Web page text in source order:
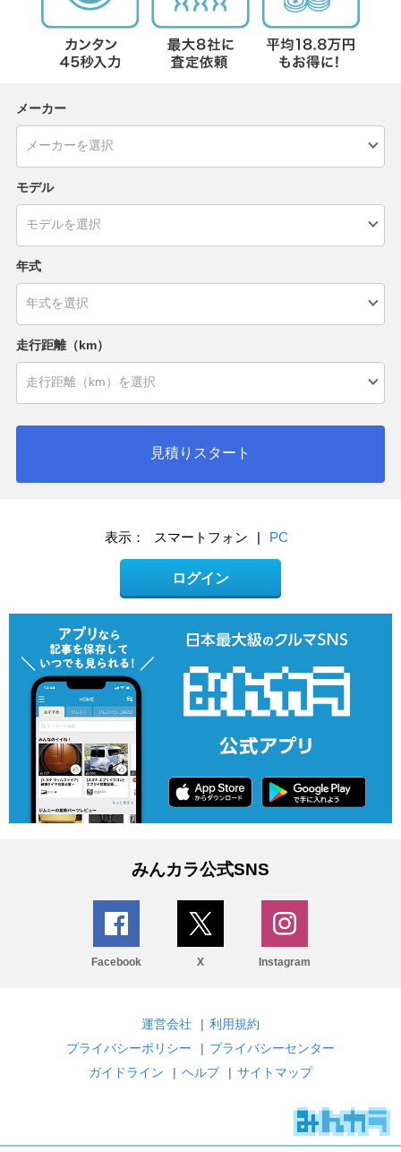
メーカー
モデル
年式
走行距離（km）
見積りスタート
表示： スマートフォン | PC
ログイン
みんカラ公式SNS
Facebook X Instagram
運営会社 | 利用規約
プライバシーポリシー
| プライバシーセンター
ガイドライン
| ヘルプ | サイトマップ